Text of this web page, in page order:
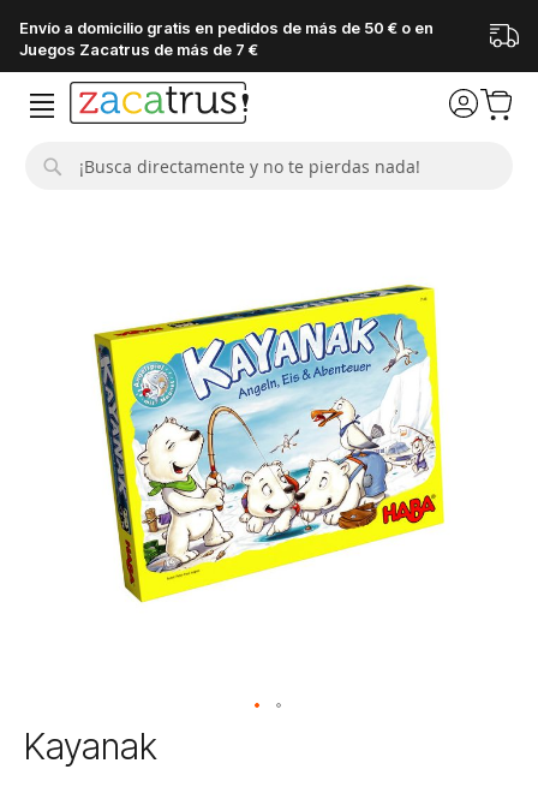
Envío a domicilio gratis en pedidos de más de 50 € o en
Juegos Zacatrus de más de 7 €
Saltar
al
Kayanak